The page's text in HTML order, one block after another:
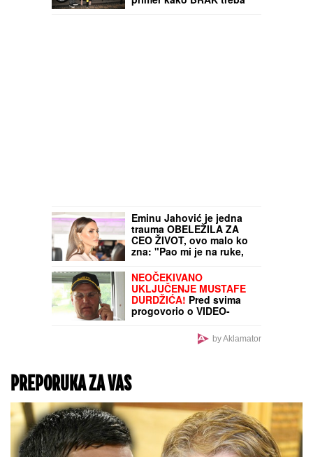
da izgleda: "Ako vam muž
Eminu Jahović je jedna
trauma OBELEŽILA ZA
CEO ŽIVOT, ovo malo ko
zna: "Pao mi je na ruke,
bilo mi je strašno teško"
NEOČEKIVANO
UKLJUČENJE MUSTAFE
DURDŽIĆA! Pred svima
progovorio o VIDEO-
POZIVU sa Majom
Marinković u večernjim
satima: "MEVLIDA JEby Aklamator
PREPORUKA ZA VAS